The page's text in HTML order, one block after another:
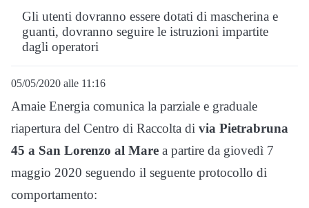
Gli utenti dovranno essere dotati di mascherina e
guanti, dovranno seguire le istruzioni impartite
dagli operatori
05/05/2020 alle 11:16
Amaie Energia comunica la parziale e graduale
riapertura del Centro di Raccolta di via Pietrabruna
45 a San Lorenzo al Mare a partire da giovedì 7
maggio 2020 seguendo il seguente protocollo di
comportamento: